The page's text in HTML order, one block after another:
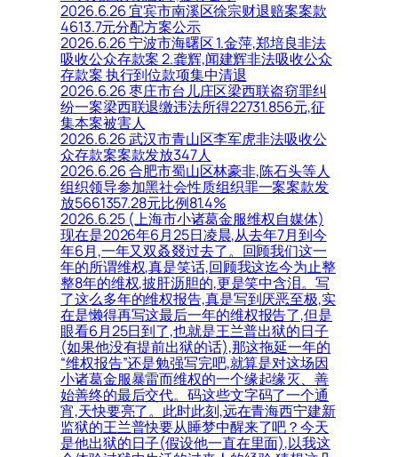
2026.6.26 宜宾市南溪区徐宗财退赔案案款
4613.7元分配方案公示
2026.6.26 宁波市海曙区 1.金萍,郑培良非法
吸收公众存款案 2.龚辉,闻建辉非法吸收公众
存款案 执行到位款项集中清退
2026.6.26 枣庄市台儿庄区梁西联盗窃罪纠
纷一案梁西联退缴违法所得22731.856元,征
集本案被害人
2026.6.26 武汉市青山区李军虎非法吸收公
众存款案案款发放347人
2026.6.26 合肥市蜀山区林豪非,陈石头等人
组织领导参加黑社会性质组织罪一案案款发
放5661357.28元比例81.4%
2026.6.25 (上海市小诸葛金服维权自媒体)
现在是2026年6月25日凌晨,从去年7月到今
年6月,一年又双叒叕过去了。回顾我们这一
年的所谓维权,真是笑话,回顾我这迄今为止整
整8年的维权,披肝沥胆的,更是笑中含泪。写
了这么多年的维权报告,真是写到厌恶至极,实
在是懒得再写这最后一年的维权报告了,但是
眼看6月25日到了,也就是王兰普出狱的日子
(如果他没有提前出狱的话),那这拖延一年的
“维权报告”还是勉强写完吧,就算是对这场因
小诸葛金服暴雷而维权的一个缘起缘灭、善
始善终的最后交代。码这些文字码了一个通
宵,天快要亮了。此时此刻,远在青海西宁建新
监狱的王兰普快要从睡梦中醒来了吧？今天
是他出狱的日子(假设他一直在里面),以我这